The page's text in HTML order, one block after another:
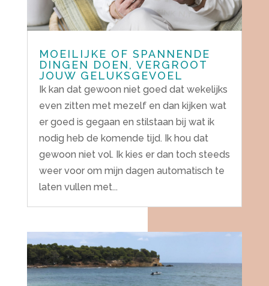
MOEILIJKE OF SPANNENDE
DINGEN DOEN, VERGROOT
JOUW GELUKSGEVOEL
Ik kan dat gewoon niet goed dat wekelijks
even zitten met mezelf en dan kijken wat
er goed is gegaan en stilstaan bij wat ik
nodig heb de komende tijd. Ik hou dat
gewoon niet vol. Ik kies er dan toch steeds
weer voor om mijn dagen automatisch te
laten vullen met...